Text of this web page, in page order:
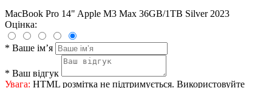
MacBook Pro 14" Apple M3 Max 36GB/1TB Silver 2023
Оцінка:
* Ваше ім’я
* Ваш відгук
Увага: HTML розмітка не підтримується. Використовуйте